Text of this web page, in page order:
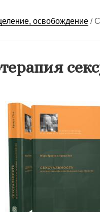
освобождение /